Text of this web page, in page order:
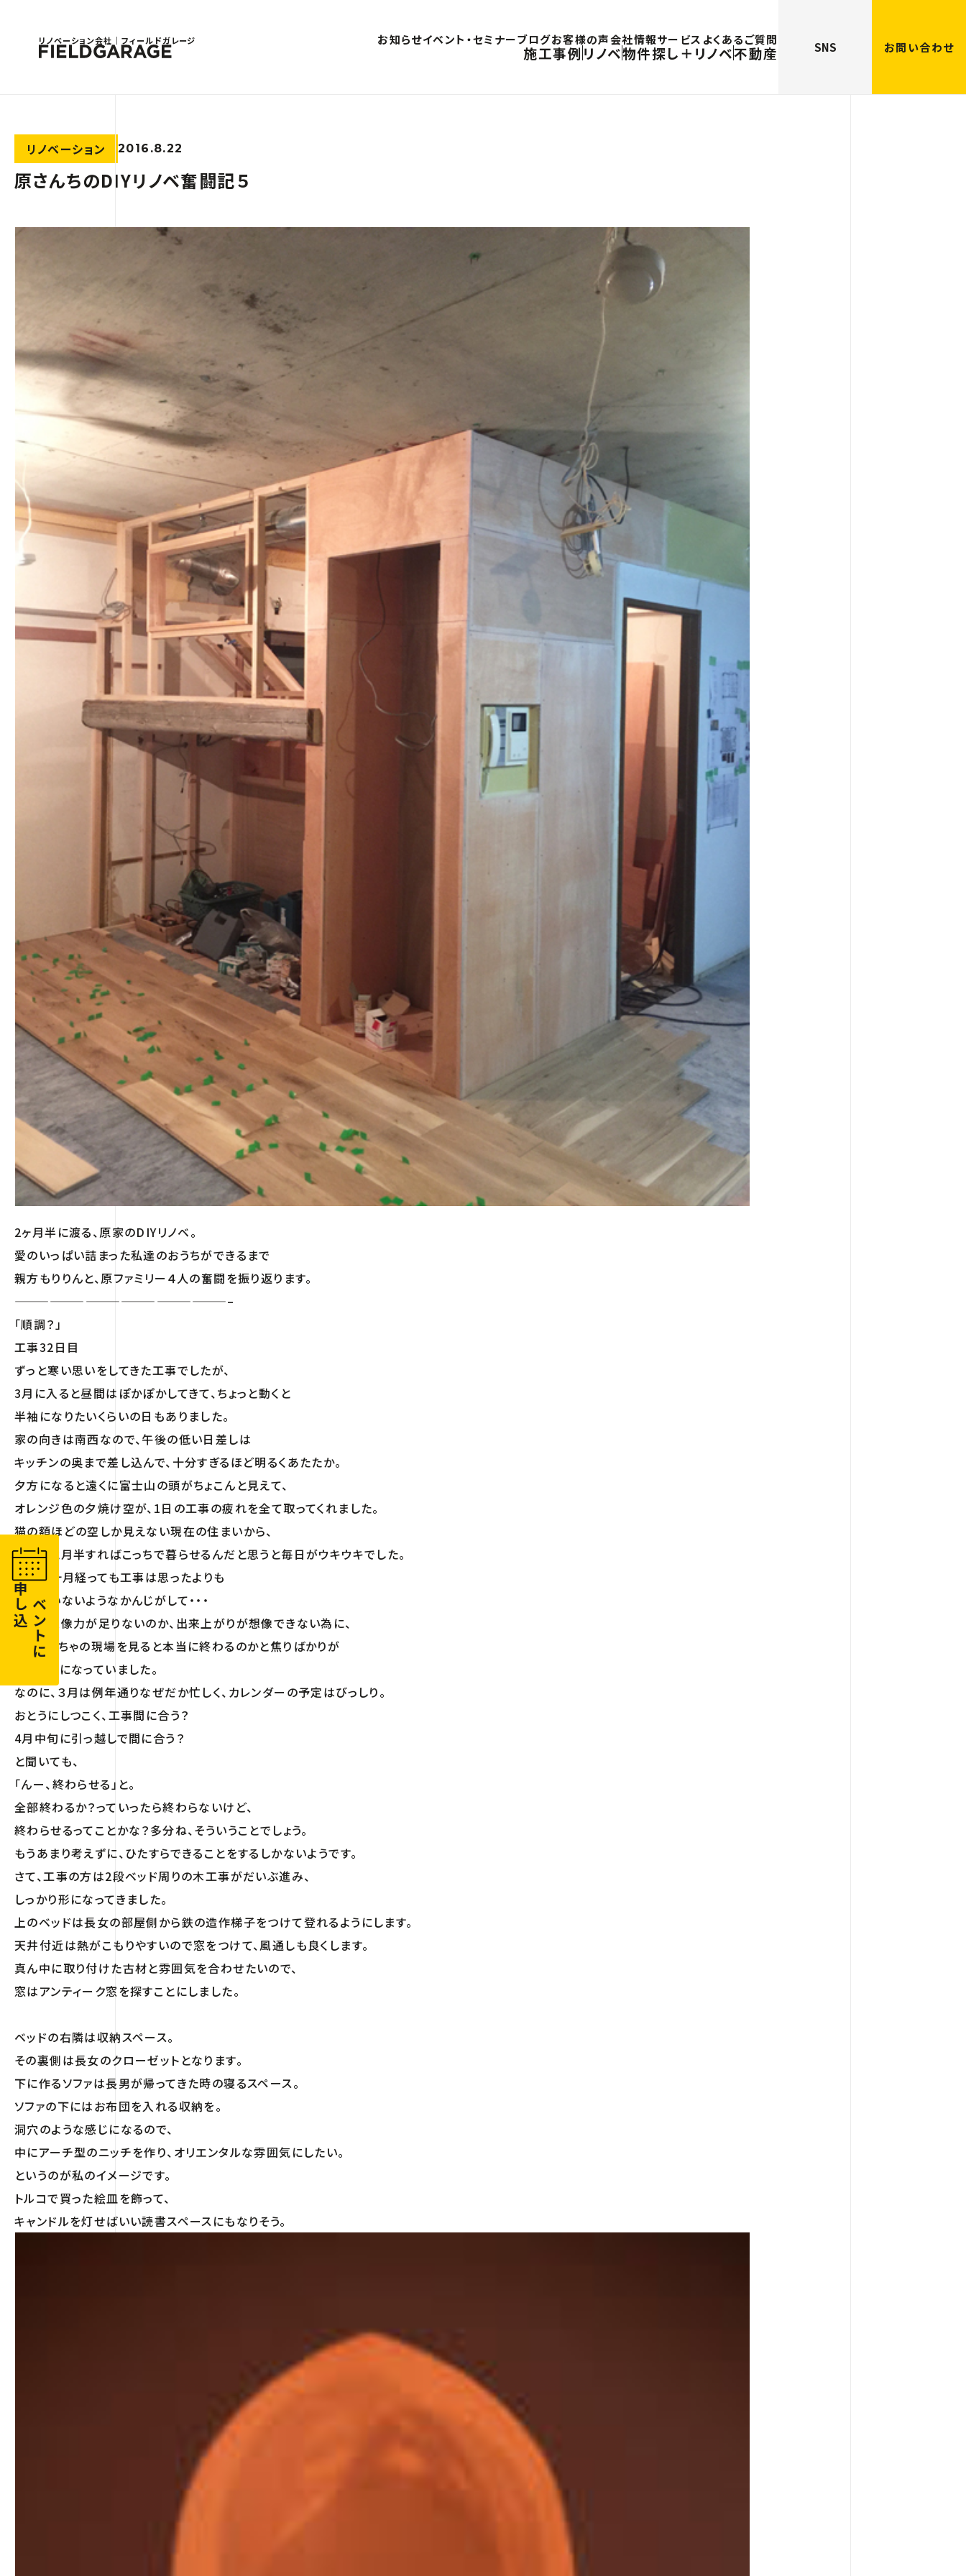
リノベーション会社｜フィールドガレージ お知らせイベント・セミナーブログお客様の声会社情報サービス よくあるご質問
施工事例 リノベ物件探し＋リノベ不動産 SNS お問い合わせ
リノベーション 2016.8.22
原さんちのDIYリノベ奮闘記５
2ヶ月半に渡る、原家のDIYリノベ。
愛のいっぱい詰まった私達のおうちができるまで
親方もりりんと、原ファミリー４人の奮闘を振り返ります。
——————————————————–
「順調？」
工事32日目
ずっと寒い思いをしてきた工事でしたが、
3月に入ると昼間はぽかぽかしてきて、ちょっと動くと
半袖になりたいくらいの日もありました。
家の向きは南西なので、午後の低い日差しは
キッチンの奥まで差し込んで、十分すぎるほど明るくあたたか。
夕方になると遠くに富士山の頭がちょこんと見えて、
オレンジ色の夕焼け空が、1日の工事の疲れを全て取ってくれました。
猫の額ほどの空しか見えない現在の住まいから、
あとひと月半すればこっちで暮らせるんだと思うと毎日がウキウキでした。
でも、1ヶ月経っても工事は思ったよりも
進んでいないようなかんじがして・・・
さらに想像力が足りないのか、出来上がりが想像できない為に、
ごちゃごちゃの現場を見ると本当に終わるのかと焦りばかりが
募るようになっていました。
なのに、３月は例年通りなぜだか忙しく、カレンダーの予定はびっしり。
おとうにしつこく、工事間に合う？
4月中旬に引っ越しで間に合う？
と聞いても、
「んー、終わらせる」と。
全部終わるか？っていったら終わらないけど、
終わらせるってことかな？多分ね、そういうことでしょう。
もうあまり考えずに、ひたすらできることをするしかないようです。
さて、工事の方は2段ベッド周りの木工事がだいぶ進み、
しっかり形になってきました。
上のベッドは長女の部屋側から鉄の造作梯子をつけて登れるようにします。
天井付近は熱がこもりやすいので窓をつけて、風通しも良くします。
真ん中に取り付けた古材と雰囲気を合わせたいので、
窓はアンティーク窓を探すことにしました。
ベッドの右隣は収納スペース。
その裏側は長女のクローゼットとなります。
下に作るソファは長男が帰ってきた時の寝るスペース。
ソファの下にはお布団を入れる収納を。
洞穴のような感じになるので、
中にアーチ型のニッチを作り、オリエンタルな雰囲気にしたい。
というのが私のイメージです。
トルコで買った絵皿を飾って、
キャンドルを灯せばいい読書スペースにもなりそう。
イベントに
申し込む